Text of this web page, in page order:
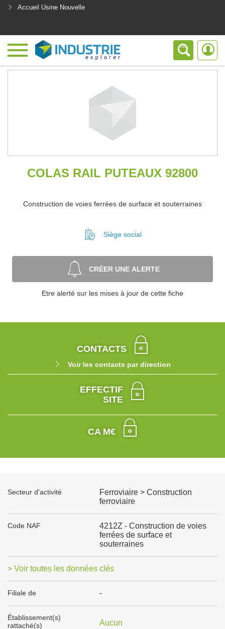
Accueil Usine Nouvelle
COLAS RAIL PUTEAUX 92800
Construction de voies ferrées de surface et souterraines
Siège social
CRÉER UNE ALERTE
Etre alerté sur les mises à jour de cette fiche
CONTACTS
Voir les contacts par direction
EFFECTIF
SITE
CA M€
Secteur d'activité
Ferroviaire > Construction
ferroviaire
Code NAF
4212Z - Construction de voies
ferrées de surface et
souterraines
> Voir toutes les données clés
Filiale de -
Établissement(s)
rattaché(s)
Aucun